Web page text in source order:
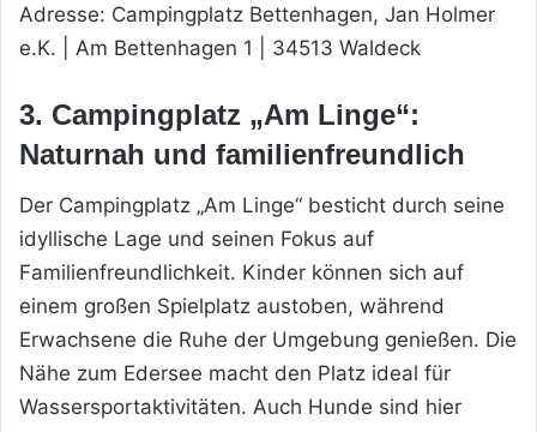
Adresse: Campingplatz Bettenhagen, Jan Holmer
e.K. | Am Bettenhagen 1 | 34513 Waldeck
3. Campingplatz „Am Linge“:
Naturnah und familienfreundlich
Der Campingplatz „Am Linge“ besticht durch seine
idyllische Lage und seinen Fokus auf
Familienfreundlichkeit. Kinder können sich auf
einem großen Spielplatz austoben, während
Erwachsene die Ruhe der Umgebung genießen. Die
Nähe zum Edersee macht den Platz ideal für
Wassersportaktivitäten. Auch Hunde sind hier